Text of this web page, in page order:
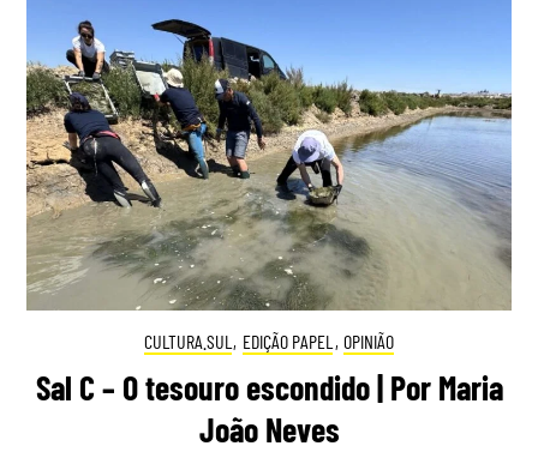
CULTURA.SUL , EDIÇÃO PAPEL , OPINIÃO
Sal C – O tesouro escondido | Por Maria
João Neves